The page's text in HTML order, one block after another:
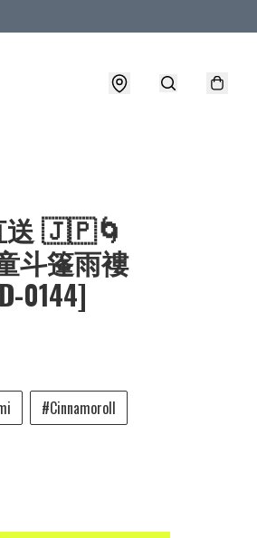
送 🇯🇵🌀
斗篷雨褸
0144]
#Cinnamoroll